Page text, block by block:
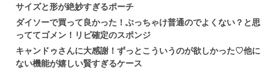
サイズと形が絶妙すぎるポーチ
ダイソーで買って良かった！ぶっちゃけ普通のでよくない？と思
っててゴメン！リピ確定のスポンジ
キャンドゥさんに大感謝！ずっとこういうのが欲しかった♡他に
ない機能が嬉しい賢すぎるケース